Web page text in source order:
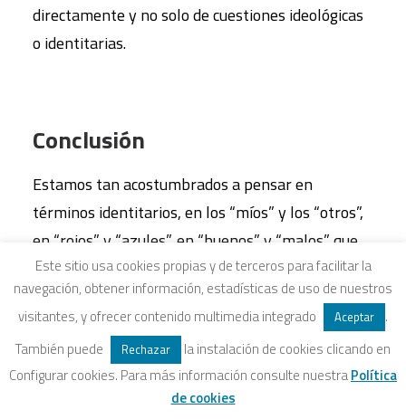
directamente y no solo de cuestiones ideológicas
o identitarias.
Conclusión
Estamos tan acostumbrados a pensar en
términos identitarios, en los “míos” y los “otros”,
en “rojos” y “azules”, en “buenos” y “malos” que
cuesta poner en marcha actuaciones que
trasciendan esta dinámica polarizadora. Además,
se trata de un círculo vicioso porque siempre
podemos culpar a los otros de no moverse
suﬁcientemente en nuestra dirección. Bajo esas
condiciones, el bloqueo está asegurado. Pero este
Este sitio usa cookies propias y de terceros para facilitar la
navegación, obtener información, estadísticas de uso de nuestros
visitantes, y ofrecer contenido multimedia integrado
Aceptar
.
También puede
Rechazar
la instalación de cookies clicando en
Configurar cookies. Para más información consulte nuestraPolítica
de cookies